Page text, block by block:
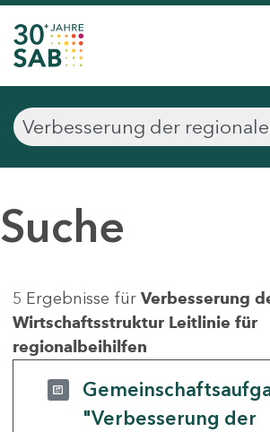
Suche
5 Ergebnisse für Verbesserung
Wirtschaftsstruktur Leitlinie für
regionalbeihilfen
"Verbesserung der